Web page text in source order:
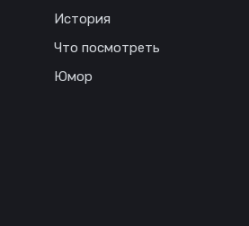
История
Что посмотреть
Юмор